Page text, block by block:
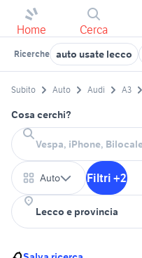
Home Cerca
Ricerche auto usate lecco
Subito Auto Audi A3
Cosa cerchi?
Auto Filtri +2